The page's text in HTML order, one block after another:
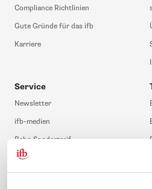
Compliance Richtlinien
Gute Gründe für das ifb
Karriere
Service
Newsletter
ifb-medien
Bahn Sondertarif
meinifb